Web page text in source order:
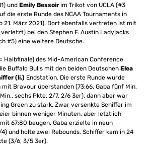
und Emily Bessoirim Trikot von UCLA (#3
die erste Runde des NCAA Tournaments in
21. März 2021). Dort ebenfalls vertreten ist mit
verletzt) bei den Stephen F. Austin Ladyjacks
#5) eine weitere Deutsche.
Halbfinale) des Mid-American Conference
Buffalo Bulls mit den beiden Deutschen Elea
(li.) Endstation. Die erste Runde wurde
Bravour überstanden (73:66, Gaba fünf Min,
sechs Pkte, 2/7, 2/6 3er), dann aber war
Green zu stark. Zwar versenkte Schiffer im
binnen weniger Minuten, aber letztlich
67:80 beugen. Gaba erzielte in neun
und holte zwei Rebounds, Schiffer kam in 24
(3/6, 3/5 3er).